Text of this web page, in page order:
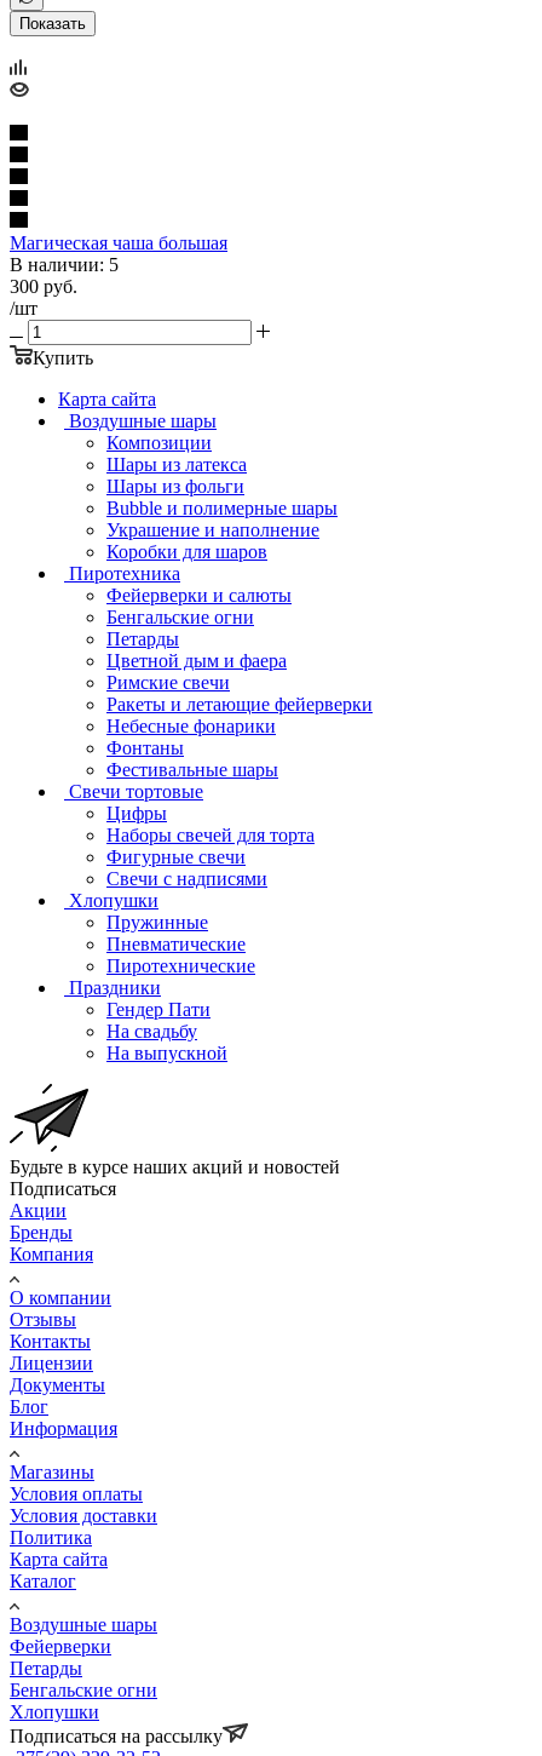
Показать
Магическая чаша большая
В наличии: 5
300 руб.
/шт
Купить
Карта сайта
Воздушные шары
Композиции
Шары из латекса
Шары из фольги
Bubble и полимерные шары
Украшение и наполнение
Коробки для шаров
Пиротехника
Фейерверки и салюты
Бенгальские огни
Петарды
Цветной дым и фаера
Римские свечи
Ракеты и летающие фейерверки
Небесные фонарики
Фонтаны
Фестивальные шары
Свечи тортовые
Цифры
Наборы свечей для торта
Фигурные свечи
Свечи с надписями
Хлопушки
Пружинные
Пневматические
Пиротехнические
Праздники
Гендер Пати
На свадьбу
На выпускной
Будьте в курсе наших акций и новостей
Подписаться
Акции
Бренды
Компания
О компании
Отзывы
Контакты
Лицензии
Документы
Блог
Информация
Магазины
Условия оплаты
Условия доставки
Политика
Карта сайта
Каталог
Воздушные шары
Фейерверки
Петарды
Бенгальские огни
Хлопушки
Подписаться на рассылку